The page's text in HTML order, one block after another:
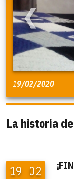
❮
19/02/2020
La historia
19 02